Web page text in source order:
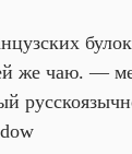
же чаю. —